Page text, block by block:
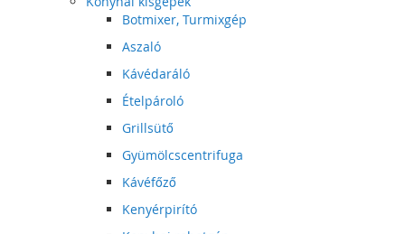
Botmixer, Turmixgép
Aszaló
Kávédaráló
Ételpároló
Grillsütő
Gyümölcscentrifuga
Kávéfőző
Kenyérpirító